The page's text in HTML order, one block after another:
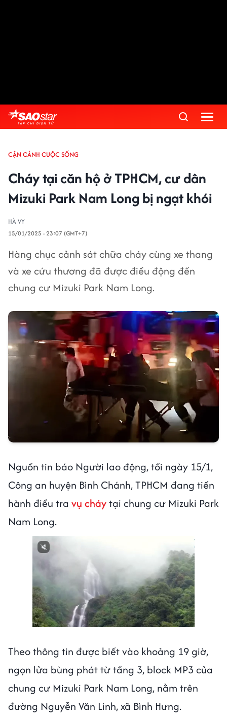
CẬN CẢNH CUỘC SỐNG
Cháy tại căn hộ ở TPHCM, cư dân
Mizuki Park Nam Long bị ngạt khói
HÀ VY
15/01/2025 - 23:07 (GMT+7)
Hàng chục cảnh sát chữa cháy cùng xe thang
và xe cứu thương đã được điều động đến
chung cư Mizuki Park Nam Long.
Nguồn tin báo Người lao động, tối ngày 15/1,
Công an huyện Bình Chánh, TPHCM đang tiến
hành điều tra vụ cháytại chung cư Mizuki Park
Nam Long.
Theo thông tin được biết vào khoảng 19 giờ,
ngọn lửa bùng phát từ tầng 3, block MP3 của
chung cư Mizuki Park Nam Long, nằm trên
đường Nguyễn Văn Linh, xã Bình Hưng.